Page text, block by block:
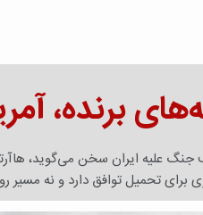
برنده،
علیه ایران سخن می‌گوید،
برای تحمیل توافق دارد و نه